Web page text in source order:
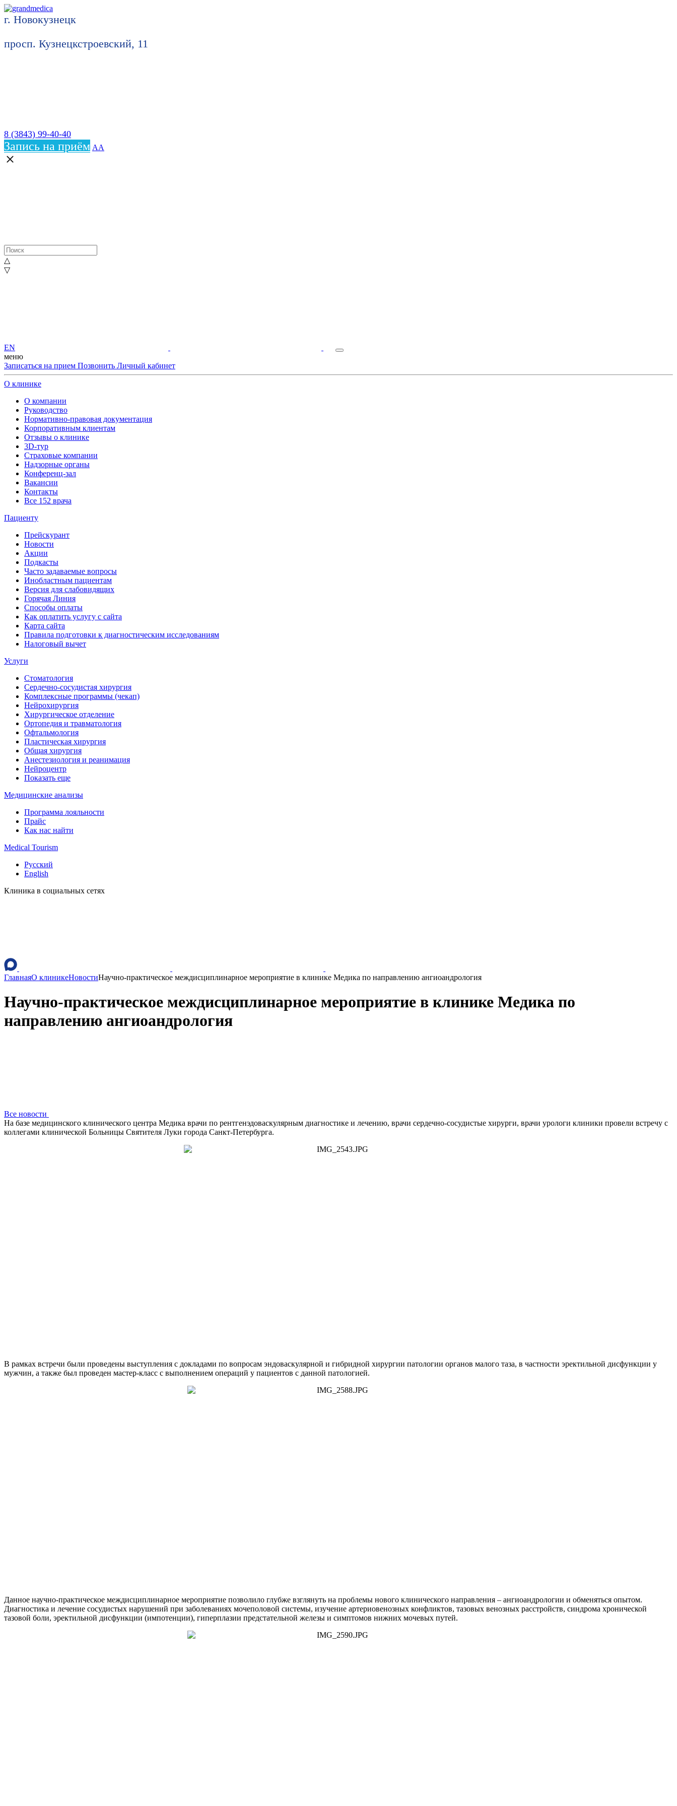
г. Новокузнецк
просп. Кузнецкстроевский, 11
8 (3843) 99-40-40
Запись на приём АА
△
▽
EN
меню
Записаться на прием Позвонить Личный кабинет
О клинике
О компании
Руководство
Нормативно-правовая документация
Корпоративным клиентам
Отзывы о клинике
3D-тур
Страховые компании
Надзорные органы
Конференц-зал
Вакансии
Контакты
Все 152 врача
Пациенту
Прейскурант
Новости
Акции
Подкасты
Часто задаваемые вопросы
Инобластным пациентам
Версия для слабовидящих
Горячая Линия
Способы оплаты
Как оплатить услугу с сайта
Карта сайта
Правила подготовки к диагностическим исследованиям
Налоговый вычет
Услуги
Стоматология
Сердечно-сосудистая хирургия
Комплексные программы (чекап)
Нейрохирургия
Хирургическое отделение
Ортопедия и травматология
Офтальмология
Пластическая хирургия
Общая хирургия
Анестезиология и реанимация
Нейроцентр
Показать еще
Медицинские анализы
Программа лояльности
Прайс
Как нас найти
Medical Tourism
Русский
English
Клиника в социальных сетях
ГлавнаяО клиникеНовостиНаучно-практическое междисциплинарное мероприятие в клинике Медика по направлению ангиоандрология
Научно-практическое междисциплинарное мероприятие в клинике Медика по
направлению ангиоандрология
Все новости
На базе медицинского клинического центра Медика врачи по рентгенэдоваскулярным диагностике и лечению, врачи сердечно-сосудистые хирурги, врачи урологи клиники провели встречу с
коллегами клинической Больницы Святителя Луки города Санкт-Петербурга.
В рамках встречи были проведены выступления с докладами по вопросам эндоваскулярной и гибридной хирургии патологии органов малого таза, в частности эректильной дисфункции у
мужчин, а также был проведен мастер-класс с выполнением операций у пациентов с данной патологией.
Данное научно-практическое междисциплинарное мероприятие позволило глубже взглянуть на проблемы нового клинического направления – ангиоандрологии и обменяться опытом.
Диагностика и лечение сосудистых нарушений при заболеваниях мочеполовой системы, изучение артериовенозных конфликтов, тазовых венозных расстройств, синдрома хронической
тазовой боли, эректильной дисфункции (импотенции), гиперплазии предстательной железы и симптомов нижних мочевых путей.